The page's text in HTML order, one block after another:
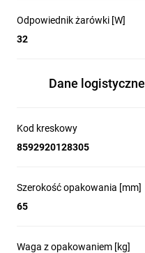
Odpowiednik żarówki [W]
32
Dane logistyczne
Kod kreskowy
8592920128305
Szerokość opakowania [mm]
65
Waga z opakowaniem [kg]